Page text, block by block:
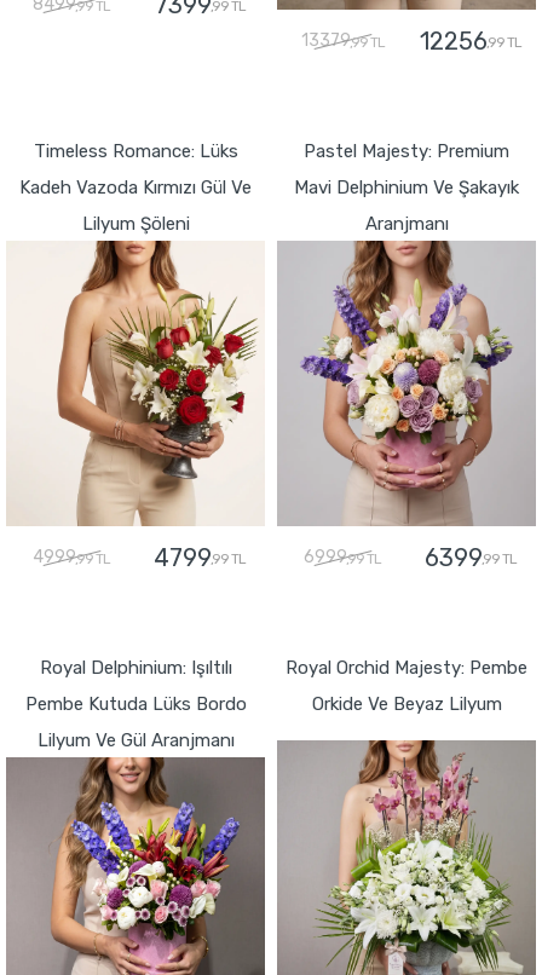
8499,99 TL ,99 TL
13379,99 TL 12256,99 TL
Timeless Romance: Lüks
Kadeh Vazoda Kırmızı Gül Ve
Lilyum Şöleni
4999,99 TL 4799,99 TL
Pastel Majesty: Premium
Mavi Delphinium Ve Şakayık
Aranjmanı
6999,99 TL 6399,99 TL
Royal Delphinium: Işıltılı
Pembe Kutuda Lüks Bordo
Lilyum Ve Gül Aranjmanı
Royal Orchid Majesty: Pembe
Orkide Ve Beyaz Lilyum